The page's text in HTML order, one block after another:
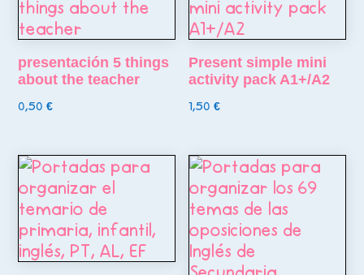
presentación 5 things
about the teacher
0,50€
Present simple mini
activity pack A1+/A2
1,50€